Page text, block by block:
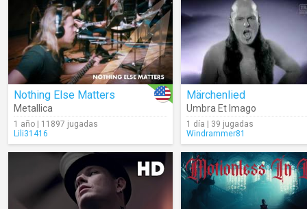
Nothing Else Matters
Metallica
1 año | 11897 jugadas
Lili31416
Märchenlied
Umbra Et Imago
1 día | 39 jugadas
Windrammer81